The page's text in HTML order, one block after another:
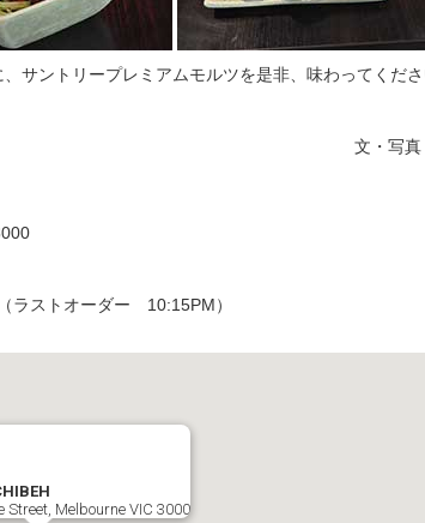
サントリープレミアムモルツを是非、味わってくださ
文・写
トオーダー 10:15PM）
Street, Melbourne VIC 3000